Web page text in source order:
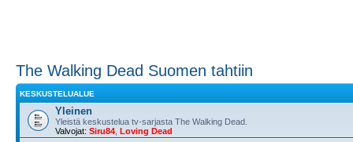
The Walking Dead Suomen tahtiin
KESKUSTELUALUE
Yleinen
Yleistä keskustelua tv-sarjasta The Walking Dead.
Valvojat: Siru84 Loving Dead